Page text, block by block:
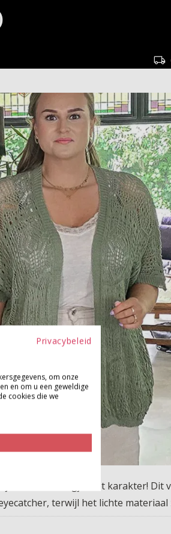
jouw zomerlaagje met karakter!
terwijl het lichte
Privacybeleid
om onze
en om u een geweldige
cookies die we